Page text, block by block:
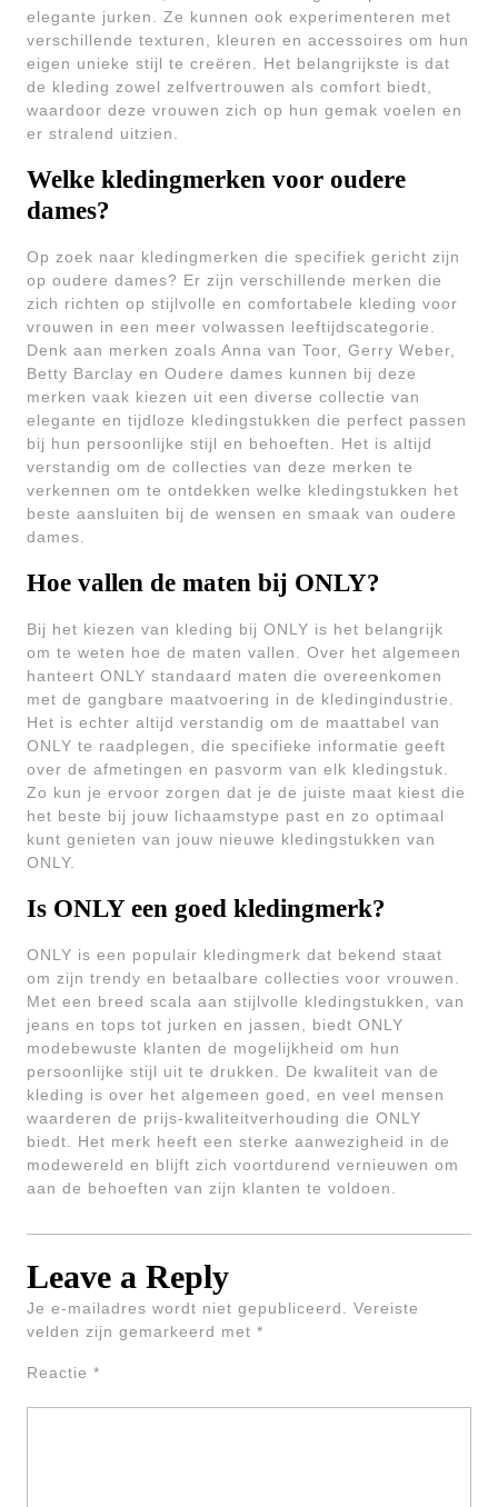
elegante jurken. Ze kunnen ook experimenteren met
verschillende texturen, kleuren en accessoires om hun
eigen unieke stijl te creëren. Het belangrijkste is dat
de kleding zowel zelfvertrouwen als comfort biedt,
waardoor deze vrouwen zich op hun gemak voelen en
er stralend uitzien.
Welke kledingmerken voor oudere
dames?
Op zoek naar kledingmerken die specifiek gericht zijn
op oudere dames? Er zijn verschillende merken die
zich richten op stijlvolle en comfortabele kleding voor
vrouwen in een meer volwassen leeftijdscategorie.
Denk aan merken zoals Anna van Toor, Gerry Weber,
Betty Barclay en Oudere dames kunnen bij deze
merken vaak kiezen uit een diverse collectie van
elegante en tijdloze kledingstukken die perfect passen
bij hun persoonlijke stijl en behoeften. Het is altijd
verstandig om de collecties van deze merken te
verkennen om te ontdekken welke kledingstukken het
beste aansluiten bij de wensen en smaak van oudere
dames.
Hoe vallen de maten bij ONLY?
Bij het kiezen van kleding bij ONLY is het belangrijk
om te weten hoe de maten vallen. Over het algemeen
hanteert ONLY standaard maten die overeenkomen
met de gangbare maatvoering in de kledingindustrie.
Het is echter altijd verstandig om de maattabel van
ONLY te raadplegen, die specifieke informatie geeft
over de afmetingen en pasvorm van elk kledingstuk.
Zo kun je ervoor zorgen dat je de juiste maat kiest die
het beste bij jouw lichaamstype past en zo optimaal
kunt genieten van jouw nieuwe kledingstukken van
ONLY.
Is ONLY een goed kledingmerk?
ONLY is een populair kledingmerk dat bekend staat
om zijn trendy en betaalbare collecties voor vrouwen.
Met een breed scala aan stijlvolle kledingstukken, van
jeans en tops tot jurken en jassen, biedt ONLY
modebewuste klanten de mogelijkheid om hun
persoonlijke stijl uit te drukken. De kwaliteit van de
kleding is over het algemeen goed, en veel mensen
waarderen de prijs-kwaliteitverhouding die ONLY
biedt. Het merk heeft een sterke aanwezigheid in de
modewereld en blijft zich voortdurend vernieuwen om
aan de behoeften van zijn klanten te voldoen.
Leave a Reply
Je e-mailadres wordt niet gepubliceerd.
Vereiste
velden zijn gemarkeerd met *
Reactie *